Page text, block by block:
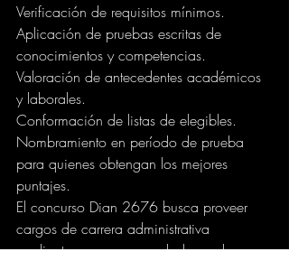
Verificación de requisitos mínimos.
Aplicación de pruebas escritas de
conocimientos y competencias.
Valoración de antecedentes académicos
y laborales.
Conformación de listas de elegibles.
Nombramiento en período de prueba
para quienes obtengan los mejores
puntajes.
El concurso Dian 2676 busca proveer
cargos de carrera administrativa
mediante un proceso reglado por la